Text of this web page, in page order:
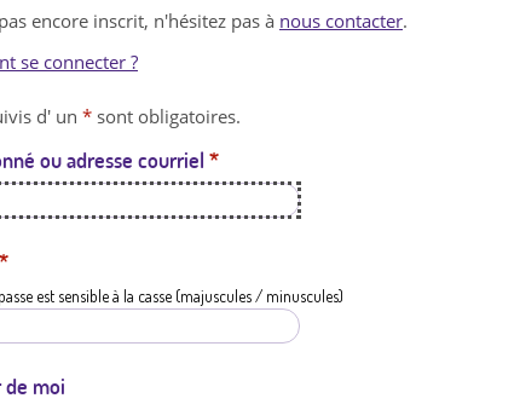
n
l
e
encore inscrit, n'hésitez pas à nous contacter.
se connecter ?
d' un * sont obligatoires.
ou adresse courriel *
*
est sensible à la casse (majuscules / minuscules)
de moi